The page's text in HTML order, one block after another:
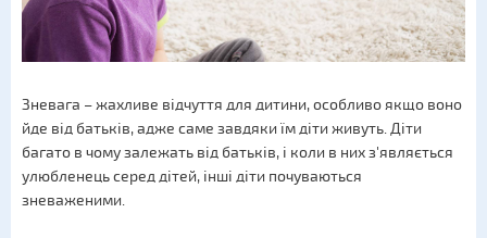
Зневага – жахливе відчуття для дитини, особливо якщо воно
йде від батьків, адже саме завдяки їм діти живуть. Діти
багато в чому залежать від батьків, і коли в них з'являється
улюбленець серед дітей, інші діти почуваються
зневаженими.